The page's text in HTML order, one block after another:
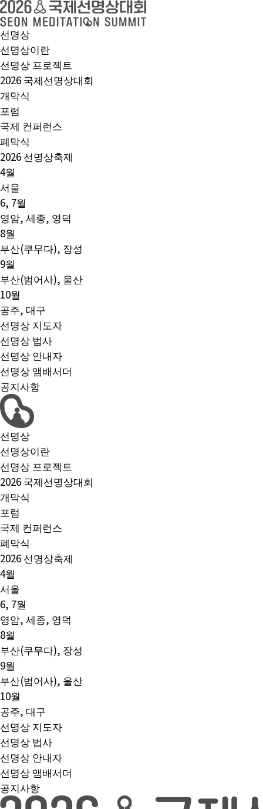
선명상
선명상이란
선명상 프로젝트
2026 국제선명상대회
개막식
포럼
국제 컨퍼런스
폐막식
2026 선명상축제
4월
서울
6, 7월
영암, 세종, 영덕
8월
부산(쿠무다), 장성
9월
부산(범어사), 울산
10월
공주, 대구
선명상 지도자
선명상 법사
선명상 안내자
선명상 앰배서더
공지사항
선명상
선명상이란
선명상 프로젝트
2026 국제선명상대회
개막식
포럼
국제 컨퍼런스
폐막식
2026 선명상축제
4월
서울
6, 7월
영암, 세종, 영덕
8월
부산(쿠무다), 장성
9월
부산(범어사), 울산
10월
공주, 대구
선명상 지도자
선명상 법사
선명상 안내자
선명상 앰배서더
공지사항